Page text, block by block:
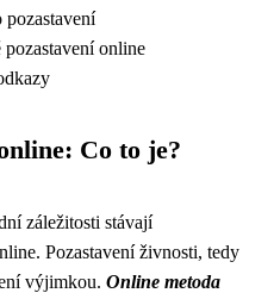
pozastavení online
Co to je?
záležitosti stávají
Pozastavení živnosti, tedy
výjimkou. Online metoda